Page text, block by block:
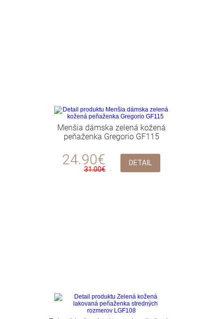
Menšia dámska zelená kožená
peňaženka Gregorio GF115
24.90€
31.00€
DETAIL